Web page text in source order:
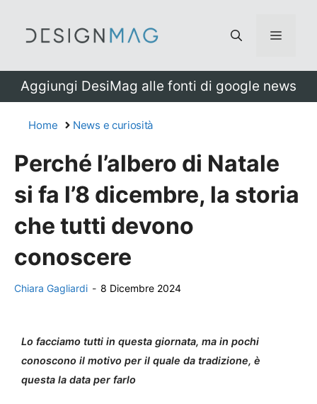
Menu
Aggiungi DesiMag alle fonti di google news
Home News e curiosità
Perché l’albero di Natale
si fa l’8 dicembre, la storia
che tutti devono
conoscere
Chiara Gagliardi - 8 Dicembre 2024
Lo facciamo tutti in questa giornata, ma in pochi
conoscono il motivo per il quale da tradizione, è
questa la data per farlo